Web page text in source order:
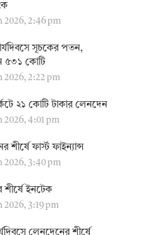
2026, 2:46 pm
সূচকের পতন,
৫৩১ কোটি
2026, 2:22 pm
২১ কোটি টাকার লেনদেন
2026, 4:01 pm
শীর্ষে ফার্স্ট ফাইন্যান্স
2026, 3:40 pm
শীর্ষে ইনটেক
2026, 3:19 pm
লেনদেনের শীর্ষে